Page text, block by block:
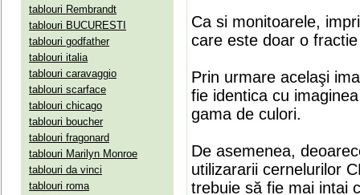
tablouri Rembrandt
tablouri BUCURESTI
tablouri godfather
tablouri italia
tablouri caravaggio
tablouri scarface
tablouri chicago
tablouri boucher
tablouri fragonard
tablouri Marilyn Monroe
tablouri da vinci
tablouri roma
Ca si monitoarele,
care este doar o
Prin urmare acelaşi
fie identica cu
gama de culori.
De asemenea,
utilizararii cernelurilor
trebuie să fie mai intai